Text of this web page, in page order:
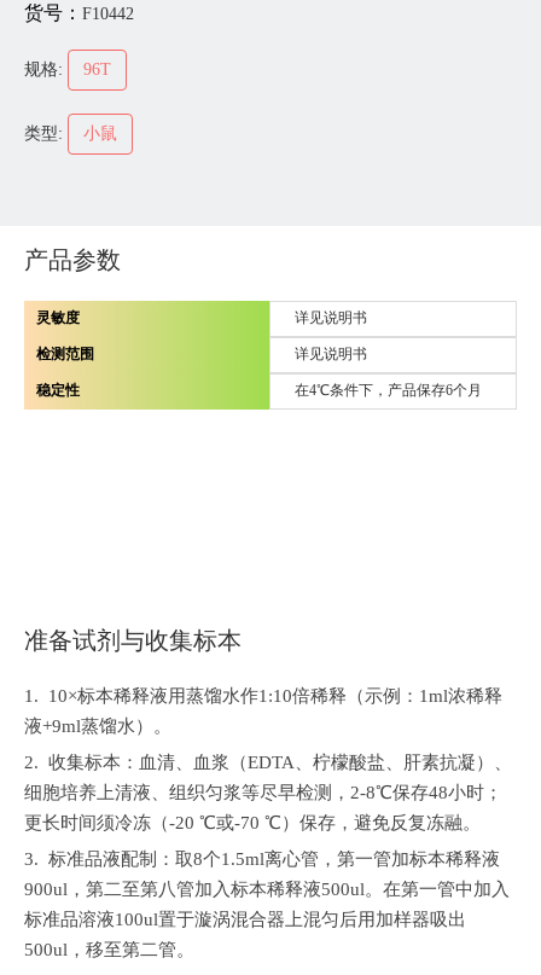
货号： F10442
规格: 96T
类型: 小鼠
产品参数
灵敏度 详见说明书
检测范围 详见说明书
稳定性 在4℃条件下，产品保存6个月
准备试剂与收集标本
1. 10×标本稀释液用蒸馏水作1:10倍稀释（示例：1ml浓稀释
液+9ml蒸馏水）。
2. 收集标本：血清、血浆（EDTA、柠檬酸盐、肝素抗凝）、
细胞培养上清液、组织匀浆等尽早检测，2-8℃保存48小时；
更长时间须冷冻（-20 ℃或-70 ℃）保存，避免反复冻融。
3. 标准品液配制：取8个1.5ml离心管，第一管加标本稀释液
900ul，第二至第八管加入标本稀释液500ul。在第一管中加入
标准品溶液100ul置于漩涡混合器上混匀后用加样器吸出
500ul，移至第二管。